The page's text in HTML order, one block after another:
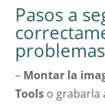
Pasos a
– Montar la
Tools o grabarla